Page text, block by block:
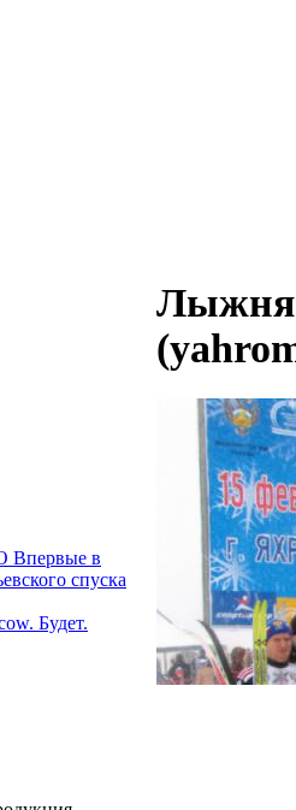
Впервые в
спуска
Будет.
Лыжня